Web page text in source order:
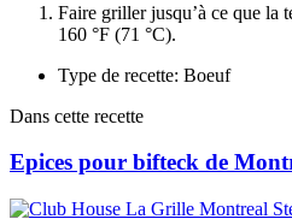
Faire griller jusqu’à ce que la
160 °F (71 °C).
Type de recette: Boeuf
Dans cette recette
Epices pour bifteck de